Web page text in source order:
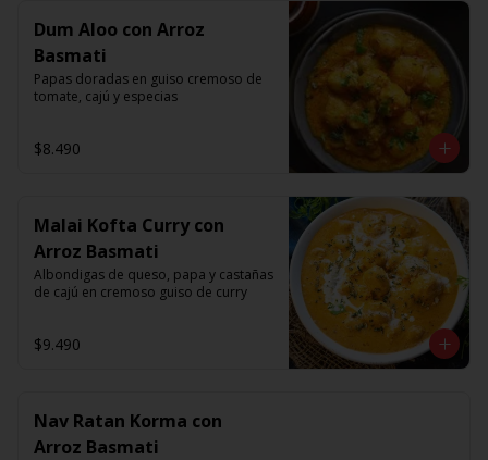
Dum Aloo con Arroz
Basmati
Papas doradas en guiso cremoso de
tomate, cajú y especias
$8.490
Malai Kofta Curry con
Arroz Basmati
Albondigas de queso, papa y castañas
de cajú en cremoso guiso de curry
$9.490
Nav Ratan Korma con
Arroz Basmati